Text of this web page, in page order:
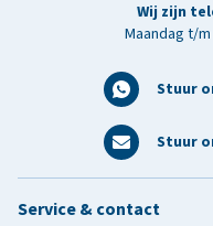
Wij zijn
Maandag t/m
Stuur
Stuur
Service & contact